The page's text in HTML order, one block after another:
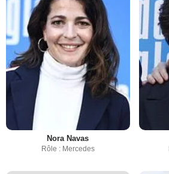
Nora Navas
Rôle : Mercedes